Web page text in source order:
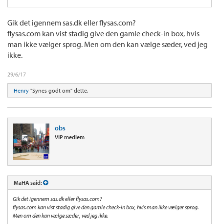
med fejl. Jeg ved dog også udmærket godt at der ligger mange systemer og gemmer
dårligt stykke arbejde.
Gik det igennem sas.dk eller flysas.com?
flysas.com kan vist stadig give den gamle check-in box, hvis
man ikke vælger sprog. Men om den kan vælge sæder, ved jeg
ikke.
29/6/17
Henry "Synes godt om" dette.
obs
VIP medlem
MaHA said:
Gik det igennem sas.dk eller flysas.com?
flysas.com kan vist stadig give den gamle check-in box, hvis man ikke vælger sprog.
Men om den kan vælge sæder, ved jeg ikke.